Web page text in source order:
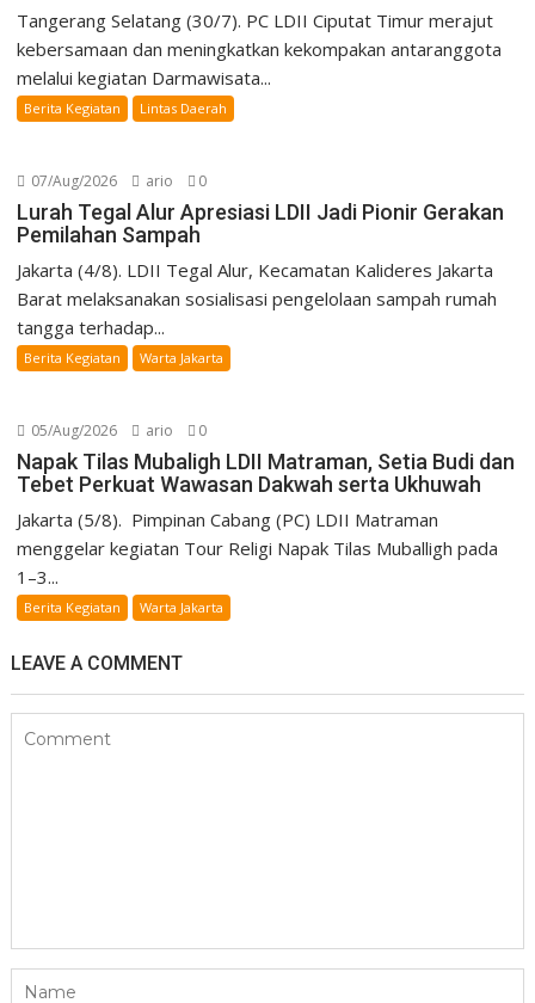
Tangerang Selatang (30/7). PC LDII Ciputat Timur merajut
kebersamaan dan meningkatkan kekompakan antaranggota
melalui kegiatan Darmawisata...
Berita Kegiatan Lintas Daerah
07/Aug/2026 ario 0
Lurah Tegal Alur Apresiasi LDII Jadi Pionir Gerakan
Pemilahan Sampah
Jakarta (4/8). LDII Tegal Alur, Kecamatan Kalideres Jakarta
Barat melaksanakan sosialisasi pengelolaan sampah rumah
tangga terhadap...
Berita Kegiatan Warta Jakarta
05/Aug/2026 ario 0
Napak Tilas Mubaligh LDII Matraman, Setia Budi dan
Tebet Perkuat Wawasan Dakwah serta Ukhuwah
Jakarta (5/8). Pimpinan Cabang (PC) LDII Matraman
menggelar kegiatan Tour Religi Napak Tilas Muballigh pada
1–3...
Berita Kegiatan Warta Jakarta
LEAVE A COMMENT